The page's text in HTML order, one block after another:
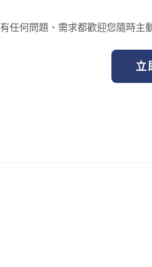
有任何問題、需求都歡迎您隨時主
立